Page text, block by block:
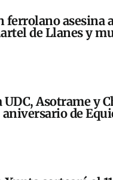
ferrolano asesina
de Llanes y
UDC, Asotrame y
aniversario de